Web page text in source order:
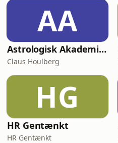
AA
Astrologisk Akademi's Podcast
Claus Houlberg
HG
HR Gentænkt
HR Gentænkt